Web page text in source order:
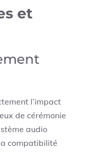
et
l’impact
de cérémonie
audio
compatibilité